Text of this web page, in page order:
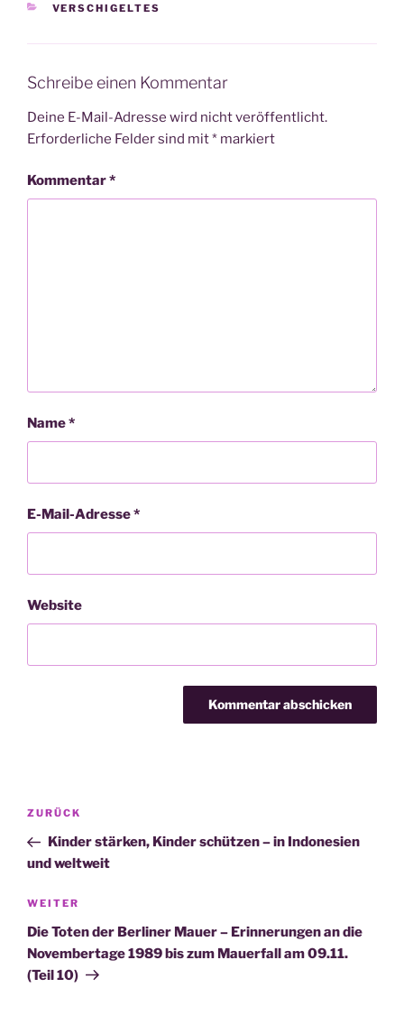
KATEGORIEN
VERSCHIGELTES
Schreibe einen Kommentar
Deine E-Mail-Adresse wird nicht veröffentlicht.
Erforderliche Felder sind mit* markiert
Kommentar*
Name*
E-Mail-Adresse*
Website
Beitragsnavigation
Vorheriger
Beitrag
ZURÜCK
Kinder stärken, Kinder schützen – in Indonesien
und weltweit
Nächster
Beitrag
WEITER
Die Toten der Berliner Mauer – Erinnerungen an die
Novembertage 1989 bis zum Mauerfall am 09.11.
(Teil 10)